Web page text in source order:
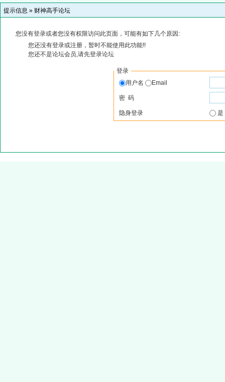
提示信息 » 财神高手论坛
您没有登录或者您没有权限访问此页面，可能有如下几个原因:
您还没有登录或注册，暂时不能使用此功能!!
您还不是论坛会员,请先登录论坛
登录
用户名
Email
密 码
隐身登录